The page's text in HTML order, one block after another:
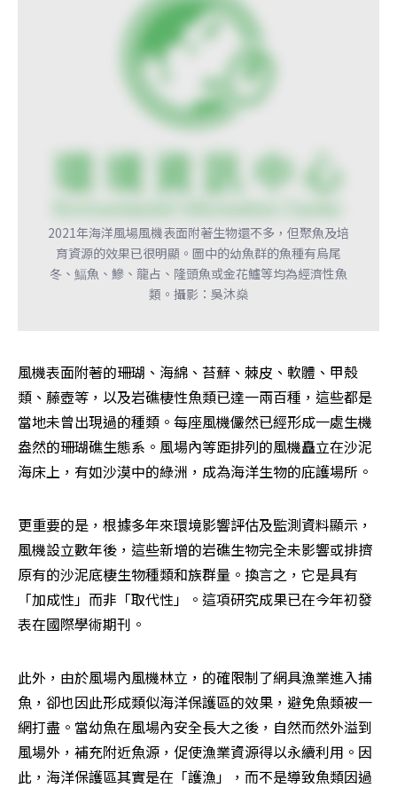
2021年海洋風場風機表面附著生物還不多，但聚魚及培
育資源的效果已很明顯。圖中的幼魚群的魚種有烏尾
冬、鰏魚、鰺、龍占、隆頭魚或金花鱸等均為經濟性魚
類。攝影：吳沐燊
風機表面附著的珊瑚、海綿、苔蘚、棘皮、軟體、甲殼
類、藤壺等，以及岩礁棲性魚類已達一兩百種，這些都是
當地未曾出現過的種類。每座風機儼然已經形成一處生機
盎然的珊瑚礁生態系。風場內等距排列的風機矗立在沙泥
海床上，有如沙漠中的綠洲，成為海洋生物的庇護場所。
更重要的是，根據多年來環境影響評估及監測資料顯示，
風機設立數年後，這些新增的岩礁生物完全未影響或排擠
原有的沙泥底棲生物種類和族群量。換言之，它是具有
「加成性」而非「取代性」。這項研究成果已在今年初發
表在國際學術期刊。
此外，由於風場內風機林立，的確限制了網具漁業進入捕
魚，卻也因此形成類似海洋保護區的效果，避免魚類被一
網打盡。當幼魚在風場內安全長大之後，自然而然外溢到
風場外，補充附近魚源，促使漁業資源得以永續利用。因
此，海洋保護區其實是在「護漁」，而不是導致魚類因過